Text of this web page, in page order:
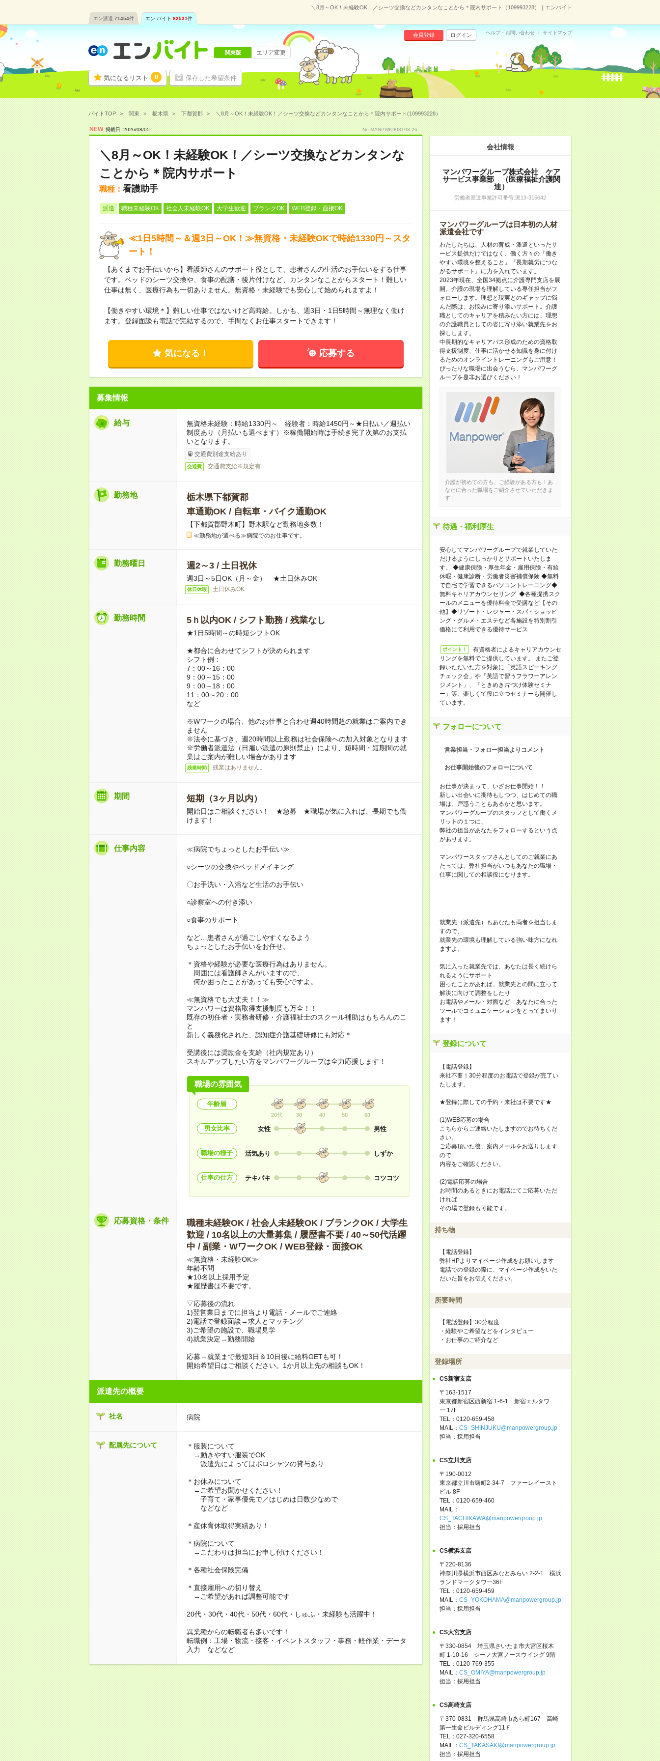
＼8月～OK！未経験OK！／シーツ交換などカンタンなことから＊院内サポート（109993228）｜エンバイト
エン派遣 71454件 エン バイト 82531件
気になるリスト 0 保存した希望条件
会員登録 ログイン ヘルプ・お問い合わせ サイトマップ
関東版 エリア変更
バイトTOP 関東 栃木県 下都賀郡 ＼8月～OK！未経験OK！／シーツ交換などカンタンなことから＊院内サポート(109993228）
NEW 掲載日 :2026/08/05 No.MANPWK903193-26
＼8月～OK！未経験OK！／シーツ交換などカンタンな
ことから＊院内サポート
職種： 看護助手
派遣 職種未経験OK 社会人未経験OK 大学生歓迎 ブランクOK WEB登録・面接OK
≪1日5時間～＆週3日～OK！≫無資格・未経験OKで時給1330円～スタ
ート！
【あくまでお手伝いから】看護師さんのサポート役として、患者さんの生活のお手伝いをする仕事
です。ベッドのシーツ交換や、食事の配膳・後片付けなど、カンタンなことからスタート！難しい
仕事は無く、医療行為も一切ありません。無資格・未経験でも安心して始められますよ！
【働きやすい環境＊】難しい仕事ではないけど高時給。しかも、週3日・1日5時間～無理なく働け
ます。登録面談も電話で完結するので、手間なくお仕事スタートできます！
気になる！ 応募する
募集情報
給与
無資格未経験：時給1330円～ 経験者：時給1450円～★日払い／週払い
制度あり（月払いも選べます）※稼働開始時は手続き完了次第のお支払
いとなります。
交通費別途支給あり
交通費 交通費支給※規定有
勤務地
栃木県下都賀郡
車通勤OK / 自転車・バイク通勤OK
【下都賀郡野木町】野木駅など勤務地多数！
≪勤務地が選べる≫病院でのお仕事です。
勤務曜日 週2～3 / 土日祝休
週3日～5日OK（月～金） ★土日休みOK
休日休暇 土日休みOK
勤務時間 5ｈ以内OK / シフト勤務 / 残業なし
★1日5時間～の時短シフトOK
★都合に合わせてシフトが決められます
シフト例：
7：00～16：00
9：00～15：00
9：00～18：00
11：00～20：00
など
※Wワークの場合、他のお仕事と合わせ週40時間超の就業はご案内でき
ません
※法令に基づき、週20時間以上勤務は社会保険への加入対象となります
※労働者派遣法（日雇い派遣の原則禁止）により、短時間・短期間の就
業はご案内が難しい場合があります
残業時間 残業はありません。
期間 短期（3ヶ月以内）
開始日はご相談ください！ ★急募 ★職場が気に入れば、長期でも働
けます！
仕事内容 ≪病院でちょっとしたお手伝い≫
○シーツの交換やベッドメイキング
〇お手洗い・入浴など生活のお手伝い
○診察室への付き添い
○食事のサポート
など…患者さんが過ごしやすくなるよう
ちょっとしたお手伝いをお任せ。
＊資格や経験が必要な医療行為はありません。
周囲には看護師さんがいますので、
何か困ったことがあっても安心ですよ。
≪無資格でも大丈夫！！≫
マンパワーは資格取得支援制度も万全！！
既存の初任者・実務者研修・介護福祉士のスクール補助はもちろんのこ
と
新しく義務化された、認知症介護基礎研修にも対応＊
受講後には奨励金を支給（社内規定あり）
スキルアップしたい方をマンパワーグループは全力応援します！
職場の雰囲気
年齢層
20代 30 40 50 60
男女比率 女性 男性
職場の様子 活気あり しずか
仕事の仕方 テキパキ コツコツ
応募資格・条件
職種未経験OK / 社会人未経験OK / ブランクOK / 大学生
歓迎 / 10名以上の大量募集 / 履歴書不要 / 40～50代活躍
中 / 副業・WワークOK / WEB登録・面接OK
≪無資格・未経験OK≫
年齢不問
★10名以上採用予定
★履歴書は不要です。
▽応募後の流れ
1)翌営業日までに担当より電話・メールでご連絡
2)電話で登録面談→求人とマッチング
3)ご希望の施設で、職場見学
4)就業決定→勤務開始
応募→就業まで最短3日＆10日後に給料GETも可！
開始希望日はご相談ください。1か月以上先の相談もOK！
派遣先の概要
社名 病院
配属先について
＊服装について
→動きやすい服装でOK
派遣先によってはポロシャツの貸与あり
＊お休みについて
→ご希望お聞かせください！
子育て・家事優先で／はじめは日数少なめで
などなど
＊産休育休取得実績あり！
＊病院について
→こだわりは担当にお申し付けください！
＊各種社会保険完備
＊直接雇用への切り替え
→ご希望があれば調整可能です
20代・30代・40代・50代・60代・しゅふ・未経験も活躍中！
異業種からの転職者も多いです！
転職例：工場・物流・接客・イベントスタッフ・事務・軽作業・データ
入力 などなど
会社情報
マンパワーグループ株式会社 ケア
サービス事業部 （医療福祉介護関
連）
労働者派遣事業許可番号:派13-315642
マンパワーグループは日本初の人材
派遣会社です
わたしたちは、人材の育成・派遣といったサ
ービス提供だけではなく、働く方々の『働き
やすい環境を整えること』『長期就労につな
がるサポート』に力を入れています。
2023年現在、全国34拠点に介護専門支店を展
開。介護の現場を理解している専任担当がフ
ォローします。理想と現実とのギャップに悩
んだ際は、お悩みに寄り添いサポート。介護
職としてのキャリアを積みたい方には、理想
の介護職員としての姿に寄り添い就業先をお
探しします。
中長期的なキャリアパス形成のための資格取
得支援制度、仕事に活かせる知識を身に付け
るためのオンライントレーニングもご用意！
ぴったりな職場に出会うなら、マンパワーグ
ループを是非お選びください！
介護が初めての方も、ご経験がある方も！あ
なたに合った職場をご紹介させていただきま
す！
待遇・福利厚生
安心してマンパワーグループで就業していた
だけるようにしっかりとサポートいたしま
す。 ◆健康保険・厚生年金・雇用保険・有給
休暇・健康診断・労働者災害補償保険 ◆無料
で自宅で学習できるパソコントレーニング◆
無料キャリアカウンセリング ◆各種提携スク
ールのメニューを優待料金で受講など【その
他】◆リゾート・レジャー・スパ・ショッピ
ング・グルメ・エステなど各施設を特別割引
価格にて利用できる優待サービス
ポイント！
有資格者によるキャリアカウンセ
リングを無料でご提供しています。 またご登
録いただいた方を対象に「英語スピーキング
チェック会」や「英語で習うフラワーアレン
ジメント」、「ときめき片づけ体験セミナ
ー」等、楽しくて役に立つセミナーも開催し
ています。
フォローについて
営業担当・フォロー担当よりコメント
お仕事開始後のフォローについて
お仕事が決まって、いざお仕事開始！！
新しい出会いに期待もしつつ、はじめての職
場は、戸惑うこともあるかと思います。
マンパワーグループのスタッフとして働くメ
リットの１つに、
弊社の担当があなたをフォローするという点
があります。
マンパワースタッフさんとしてのご就業にあ
たっては、弊社担当がいつもあなたの職場・
仕事に関しての相談役になります。
就業先（派遣先）もあなたも両者を担当しま
すので、
就業先の環境も理解している強い味方になれ
ますよ。
気に入った就業先では、あなたは長く続けら
れるようにサポート
困ったことがあれば、就業先との間に立って
解決に向けて調整をしたり
お電話やメール・対面など あなたに合った
ツールでコミュニケーションをとってまいり
ます！
登録について
【電話登録】
来社不要！30分程度のお電話で登録が完了い
たします。
★登録に際しての予約・来社は不要です★
(1)WEB応募の場合
こちらからご連絡いたしますのでお待ちくだ
さい。
ご応募頂いた後、案内メールをお送りします
ので
内容をご確認ください。
(2)電話応募の場合
お時間のあるときにお電話にてご応募いただ
ければ
その場で登録も可能です。
持ち物
【電話登録】
弊社HPよりマイページ作成をお願いします
電話での登録の際に、マイページ作成をいた
だいた旨をお伝えください。
所要時間
【電話登録】30分程度
・経験やご希望などをインタビュー
・お仕事のご紹介など
登録場所
CS新宿支店
〒163-1517
東京都新宿区西新宿 1-6-1 新宿エルタワ
ー 17F
TEL：0120-659-458
MAIL： CS_SHINJUKU@manpowergroup.jp
担当：採用担当
CS立川支店
〒190-0012
東京都立川市曙町2-34-7 ファーレイースト
ビル 8F
TEL：0120-659-460
MAIL：
CS_TACHIKAWA@manpowergroup.jp
担当：採用担当
CS横浜支店
〒220-8136
神奈川県横浜市西区みなとみらい 2-2-1 横浜
ランドマークタワー36F
TEL：0120-659-459
MAIL： CS_YOKOHAMA@manpowergroup.jp
担当：採用担当
CS大宮支店
〒330-0854 埼玉県さいたま市大宮区桜木
町 1-10-16 シーノ大宮ノースウイング 9階
TEL：0120-769-355
MAIL： CS_OMIYA@manpowergroup.jp
担当：採用担当
CS高崎支店
〒370-0831 群馬県高崎市あら町167 高崎
第一生命ビルディング11Ｆ
TEL：027-320-6558
MAIL： CS_TAKASAKI@manpowergroup.jp
担当：採用担当